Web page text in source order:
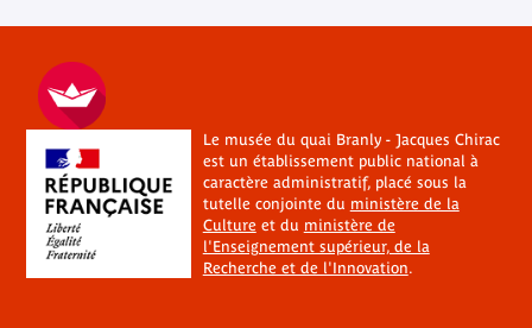
Le musée du quai Branly - Jacques Chirac
est un établissement public national à
caractère administratif, placé sous la
tutelle conjointe du ministère de la
Cultureet du ministère de
l'Enseignement supérieur, de la
Recherche et de l'Innovation.